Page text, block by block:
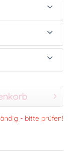
- bitte prüfen!